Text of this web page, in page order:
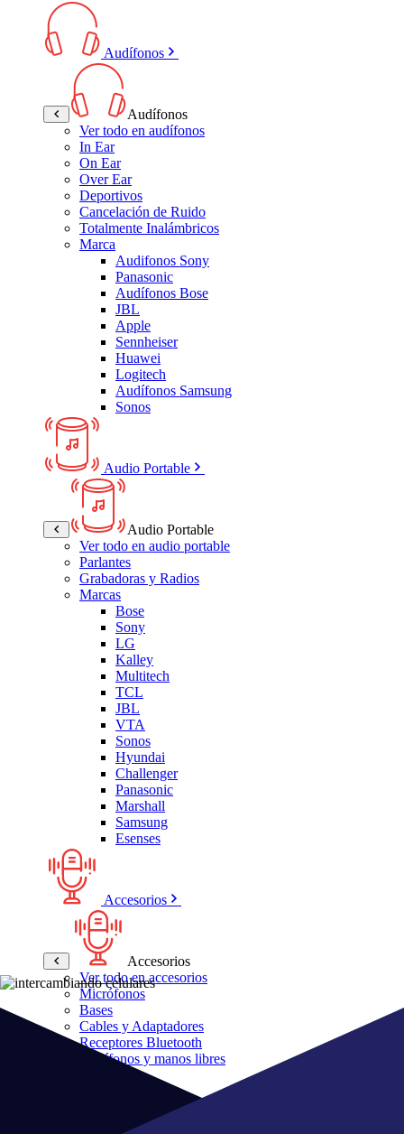
Audífonos
Audífonos
Ver todo en audífonos
In Ear
On Ear
Over Ear
Deportivos
Cancelación de Ruido
Totalmente Inalámbricos
Marca
Audifonos Sony
Panasonic
Audífonos Bose
JBL
Apple
Sennheiser
Huawei
Logitech
Audífonos Samsung
Sonos
Audio Portable
Audio Portable
Ver todo en audio portable
Parlantes
Grabadoras y Radios
Marcas
Bose
Sony
LG
Kalley
Multitech
TCL
JBL
VTA
Sonos
Hyundai
Challenger
Panasonic
Marshall
Samsung
Esenses
Accesorios
Accesorios
Ver todo en accesorios
Micrófonos
Bases
Cables y Adaptadores
Receptores Bluetooth
Audífonos y manos libres